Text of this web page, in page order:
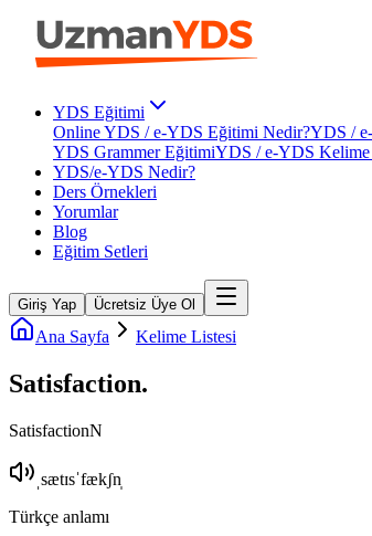
YDS Eğitimi
Online YDS / e-YDS Eğitimi Nedir?YDS /
YDS Grammer EğitimiYDS / e-YDS
YDS/e-YDS Nedir?
Ders Örnekleri
Yorumlar
Blog
Eğitim Setleri
Giriş Yap Ücretsiz Üye Ol
Ana Sayfa Kelime Listesi
Satisfaction.
SatisfactionN
ˌsætɪsˈfækʃn̩
Türkçe anlamı